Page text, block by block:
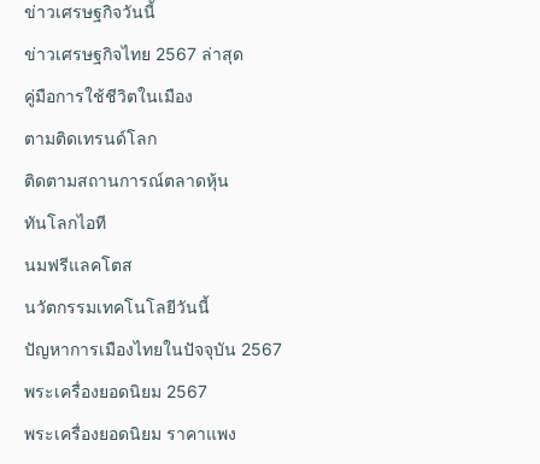
ข่าวเศรษฐกิจวันนี้
ข่าวเศรษฐกิจไทย 2567 ล่าสุด
คู่มือการใช้ชีวิตในเมือง
ตามติดเทรนด์โลก
ติดตามสถานการณ์ตลาดหุ้น
ทันโลกไอที
นมฟรีแลคโตส
นวัตกรรมเทคโนโลยีวันนี้
ปัญหาการเมืองไทยในปัจจุบัน 2567
พระเครื่องยอดนิยม 2567
พระเครื่องยอดนิยม ราคาแพง